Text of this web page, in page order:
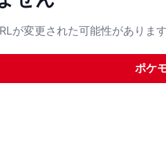
が変更された可能性があります
ポケ